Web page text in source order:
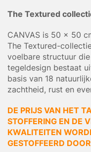
The Textured
CANVAS is 50 x 50
The Textured-
voelbare structuur
tegeldesign bestaat
basis van 18
zachtheid, rust en
DE PRIJS VAN HET
STOFFERING EN DE
KWALITEITEN
GESTOFFEERD